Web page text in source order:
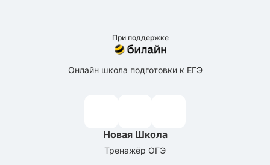
При поддержке
Онлайн школа подготовки к ЕГЭ
Новая Школа
Тренажёр ОГЭ